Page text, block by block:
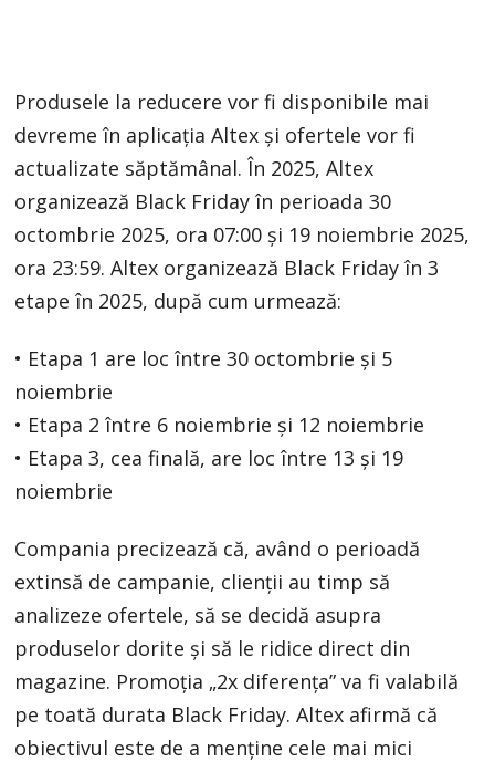
Produsele la reducere vor fi disponibile mai
devreme în aplicația Altex și ofertele vor fi
actualizate săptămânal. În 2025, Altex
organizează Black Friday în perioada 30
octombrie 2025, ora 07:00 și 19 noiembrie 2025,
ora 23:59. Altex organizează Black Friday în 3
etape în 2025, după cum urmează:
• Etapa 1 are loc între 30 octombrie și 5
noiembrie
• Etapa 2 între 6 noiembrie și 12 noiembrie
• Etapa 3, cea finală, are loc între 13 și 19
noiembrie
Compania precizează că, având o perioadă
extinsă de campanie, clienții au timp să
analizeze ofertele, să se decidă asupra
produselor dorite și să le ridice direct din
magazine. Promoția „2x diferența” va fi valabilă
pe toată durata Black Friday. Altex afirmă că
obiectivul este de a menține cele mai mici